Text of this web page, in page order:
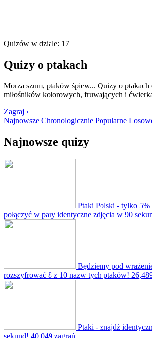
Quizów w dziale: 17
Quizy o ptakach
Morza szum, ptaków śpiew... Quizy o ptakach
miłośników kolorowych, fruwających i
Zagraj ›
Najnowsze Chronologicznie Popularne
Najnowsze quizy
Ptaki Polski - tylko 5%
połączyć w pary identyczne zdjęcia w 90
Będziemy pod
rozszyfrować 8 z 10 nazw tych ptaków!
Ptaki - znajdź
sekund! 40,049 zagrań